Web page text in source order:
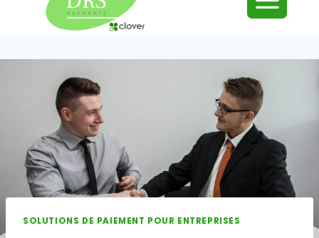
SOLUTIONS DE PAIEMENT POUR ENTREPRISES